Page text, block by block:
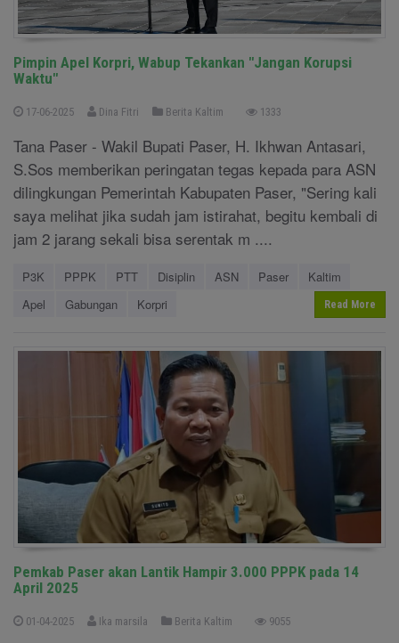
Pimpin Apel Korpri, Wabup Tekankan "Jangan Korupsi
Waktu"
17-06-2025 Dina Fitri Berita Kaltim 1333
Tana Paser - Wakil Bupati Paser, H. Ikhwan Antasari,
S.Sos memberikan peringatan tegas kepada para ASN
dilingkungan Pemerintah Kabupaten Paser, "Sering kali
saya melihat jika sudah jam istirahat, begitu kembali di
jam 2 jarang sekali bisa serentak m ....
P3K PPPK PTT Disiplin ASN Paser
Kaltim
Apel
Gabungan Korpri Read More
Pemkab Paser akan Lantik Hampir 3.000 PPPK pada 14
April 2025
01-04-2025 Ika marsila Berita Kaltim 9055